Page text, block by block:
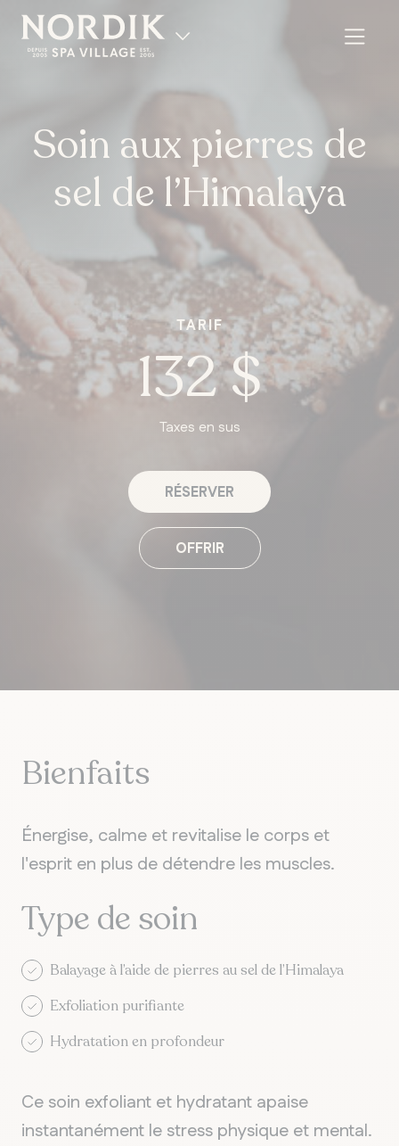
Soin aux pierres de
sel de l’Himalaya
TARIF
132 $
Taxes en sus
RÉSERVER
OFFRIR
Bienfaits
Énergise, calme et revitalise le corps et
l'esprit en plus de détendre les muscles.
Type de soin
Balayage à l’aide de pierres au sel de l’Himalaya
Exfoliation purifiante
Hydratation en profondeur
Ce soin exfoliant et hydratant apaise
instantanément le stress physique et mental.